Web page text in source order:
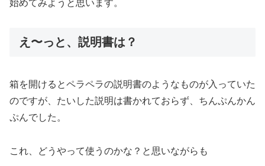
始めてみようと思います。
え〜っと、説明書は？
箱を開けるとペラペラの説明書のようなものが入っていた
のですが、たいした説明は書かれておらず、ちんぷんかん
ぷんでした。
これ、どうやって使うのかな？と思いながらも